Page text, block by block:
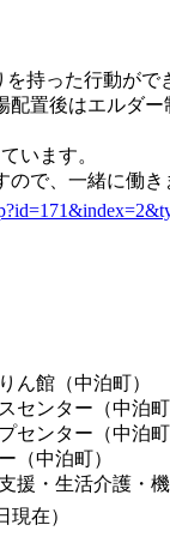
持った行動がで
配置後はエルダ
います。
で、一緒に働き
ん館（中泊町）
センター（中泊町
センター（中泊町
（中泊町）
援・生活介護・
在）